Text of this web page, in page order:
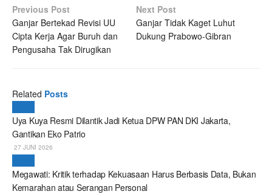
Previous Post
Ganjar Bertekad Revisi UU
Cipta Kerja Agar Buruh dan
Pengusaha Tak Dirugikan
Next Post
Ganjar Tidak Kaget Luhut
Dukung Prabowo-Gibran
Related Posts
Uya Kuya Resmi Dilantik Jadi Ketua DPW PAN DKI Jakarta,
Gantikan Eko Patrio
27 JUNI 2026
Megawati: Kritik terhadap Kekuasaan Harus Berbasis Data, Bukan
Kemarahan atau Serangan Personal